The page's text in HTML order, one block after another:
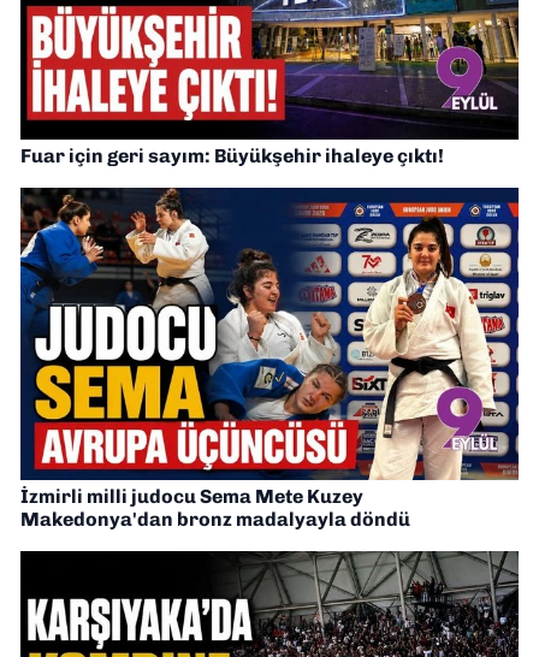
Fuar için geri sayım: Büyükşehir ihaleye çıktı!
İzmirli milli judocu Sema Mete Kuzey
Makedonya'dan bronz madalyayla döndü